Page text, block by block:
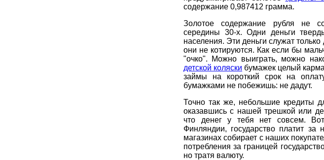
содержание 0,987412 грамма.
Золотое содержание рубля не
середины 30-х. Одни деньги
населения. Эти деньги служат
они не котируются. Как если бы
"очко". Можно выиграть, можно
детской коляски бумажек целый
займы на короткий срок на
бумажками не побежишь: не дадут.
Точно так же, небольшие кредиты
оказавшись с нашей трешкой или
что денег у тебя нет совсем.
Финляндии, государство платит
магазинах собирает с наших
потребления за границей
но тратя валюту.